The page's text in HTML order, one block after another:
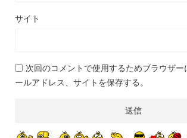
サイト
次回のコメントで使用するためブラウザー
ールアドレス、サイトを保存する。